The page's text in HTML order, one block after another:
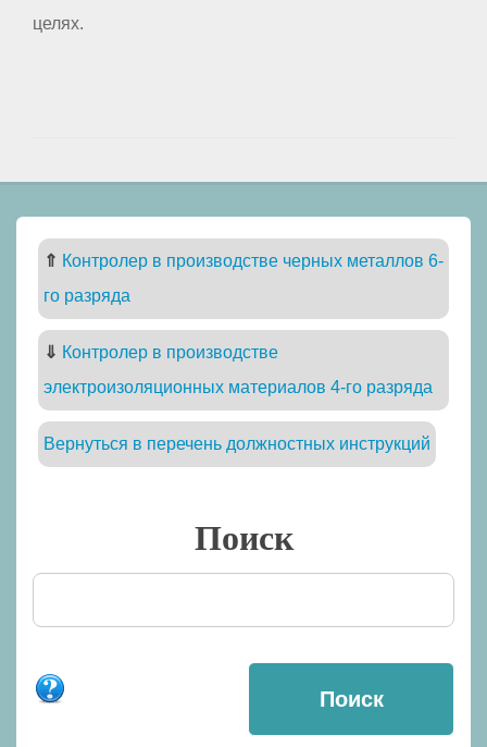
целях.
⇑ Контролер в производстве черных металлов 6-
го разряда
⇓ Контролер в производстве
электроизоляционных материалов 4-го разряда
Вернуться в перечень должностных инструкций
Поиск